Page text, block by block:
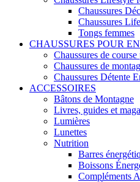
Chaussures
Chaussures
Tongs femmes
CHAUSSURES POUR
Chaussures de
Chaussures de
Chaussures Détente
ACCESSOIRES
Bâtons de Montagne
Livres, guides et
Lumières
Lunettes
Nutrition
Barres
Boissons
Compléments